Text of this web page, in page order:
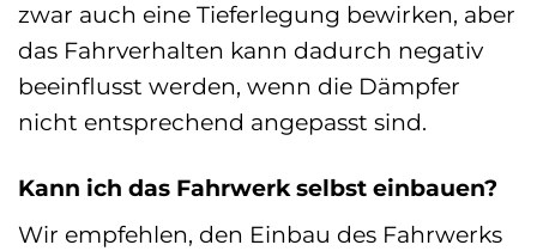
zwar auch eine Tieferlegung bewirken, aber
das Fahrverhalten kann dadurch negativ
beeinflusst werden, wenn die Dämpfer
nicht entsprechend angepasst sind.
Kann ich das Fahrwerk selbst einbauen?
Wir empfehlen, den Einbau des Fahrwerks